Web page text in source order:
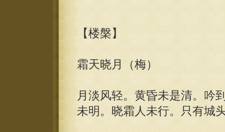
【楼槃】
霜天晓月（梅）
月淡风轻。黄昏未是清。吟
未明。晓霜人未行。只有城